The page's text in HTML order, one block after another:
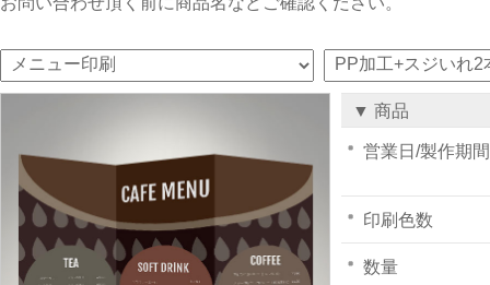
▼ 商品
営業日/製作期間
印刷色数
数量